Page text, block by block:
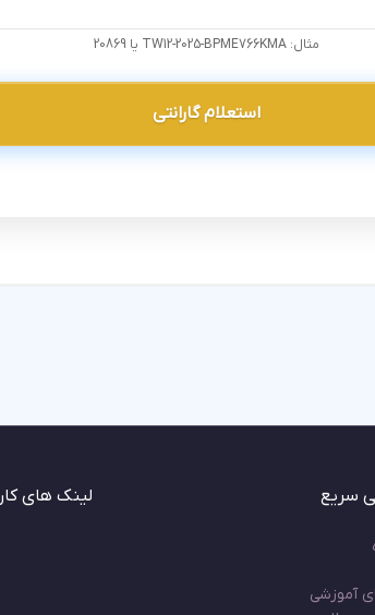
مثال: TW12-2025-BPME766KMA یا 20869
استعلام گارانتی
سریع
آموزشی
لینک های